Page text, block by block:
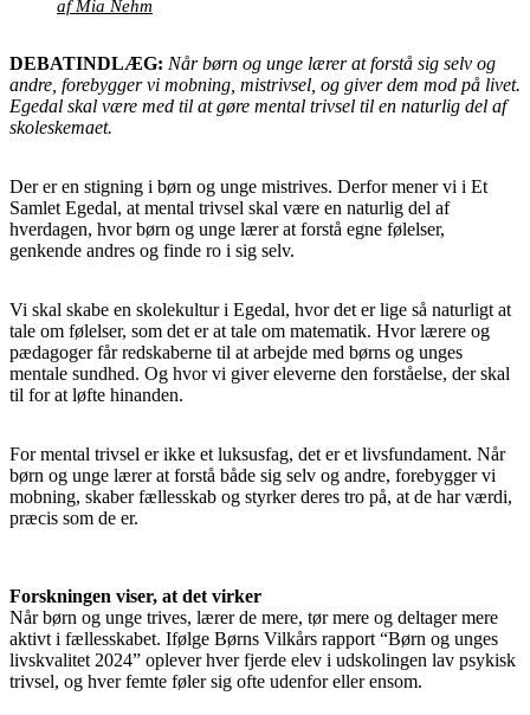
af Mia Nehm
DEBATINDLÆG: Når børn og unge lærer at forstå sig selv og
andre, forebygger vi mobning, mistrivsel, og giver dem mod på livet.
Egedal skal være med til at gøre mental trivsel til en naturlig del af
skoleskemaet.
Der er en stigning i børn og unge mistrives. Derfor mener vi i Et
Samlet Egedal, at mental trivsel skal være en naturlig del af
hverdagen, hvor børn og unge lærer at forstå egne følelser,
genkende andres og finde ro i sig selv.
Vi skal skabe en skolekultur i Egedal, hvor det er lige så naturligt at
tale om følelser, som det er at tale om matematik. Hvor lærere og
pædagoger får redskaberne til at arbejde med børns og unges
mentale sundhed. Og hvor vi giver eleverne den forståelse, der skal
til for at løfte hinanden.
For mental trivsel er ikke et luksusfag, det er et livsfundament. Når
børn og unge lærer at forstå både sig selv og andre, forebygger vi
mobning, skaber fællesskab og styrker deres tro på, at de har værdi,
præcis som de er.
Forskningen viser, at det virker
Når børn og unge trives, lærer de mere, tør mere og deltager mere
aktivt i fællesskabet. Ifølge Børns Vilkårs rapport “Børn og unges
livskvalitet 2024” oplever hver fjerde elev i udskolingen lav psykisk
trivsel, og hver femte føler sig ofte udenfor eller ensom.